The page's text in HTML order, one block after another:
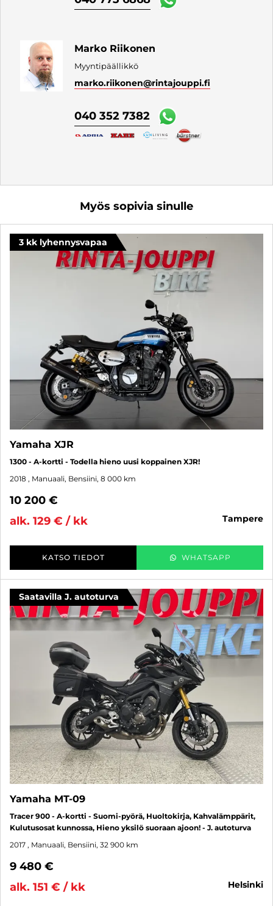
Marko Riikonen
Myyntipäällikkö
marko.riikonen@rintajouppi.fi
040 352 7382
Myös sopivia sinulle
3 kk lyhennysvapaa
Yamaha XJR
1300 - A-kortti - Todella hieno uusi koppainen XJR!
2018 , Manuaali, Bensiini, 8 000 km
10 200 €
alk. 129 € / kk
tampere
KATSO TIEDOT WHATSAPP
Saatavilla J. autoturva
Yamaha MT-09
Tracer 900 - A-kortti - Suomi-pyörä, Huoltokirja, Kahvalämppärit,
Kulutusosat kunnossa, Hieno yksilö suoraan ajoon! - J. autoturva
2017 , Manuaali, Bensiini, 32 900 km
9 480 €
alk. 151 € / kk
helsinki